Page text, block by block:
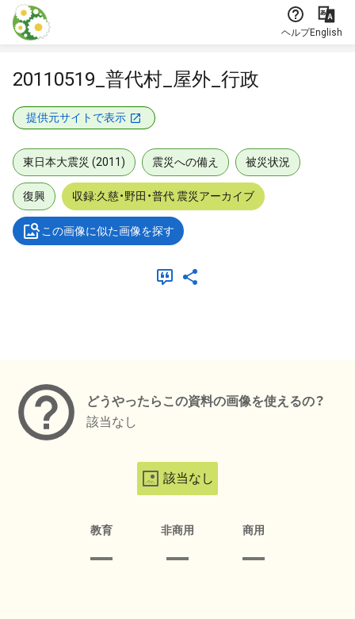
本文に飛ぶ
ヘルプEnglish
20110519_普代村_屋外_行政
提供元サイトで表示
東日本大震災 (2011) 震災への備え 被災状況
復興 収録:久慈・野田・普代 震災アーカイブ
この画像に似た画像を探す
どうやったらこの資料の画像を使えるの？
該当なし
該当なし
教育 非商用 商用